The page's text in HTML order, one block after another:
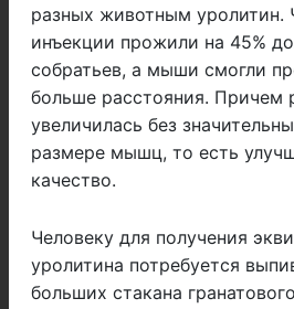
разных животным уролитин.
инъекции прожили на 45%
собратьев, а мыши смогли
больше расстояния. Причем
увеличилась без
размере мышц, то есть
качество.
Человеку для получения
уролитина потребуется
больших стакана